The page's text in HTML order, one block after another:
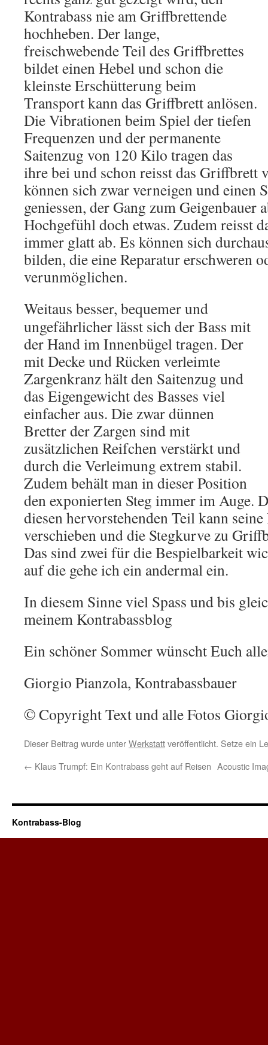
Kontrabass nie am Griffbrettende
hochheben. Der lange,
freischwebende Teil des Griffbrettes
bildet einen Hebel und schon die
kleinste Erschütterung beim
Transport kann das Griffbrett anlösen.
Die Vibrationen beim Spiel der tiefen
Frequenzen und der permanente
Saitenzug von 120 Kilo tragen das
ihre bei und schon reisst das Griffbrett
können sich zwar verneigen und einen
geniessen, der Gang zum Geigenbauer
Hochgefühl doch etwas. Zudem reisst
immer glatt ab. Es können sich
bilden, die eine Reparatur erschweren
verunmöglichen.
Weitaus besser, bequemer und
ungefährlicher lässt sich der Bass mit
der Hand im Innenbügel tragen. Der
mit Decke und Rücken verleimte
Zargenkranz hält den Saitenzug und
das Eigengewicht des Basses viel
einfacher aus. Die zwar dünnen
Bretter der Zargen sind mit
zusätzlichen Reifchen verstärkt und
durch die Verleimung extrem stabil.
Zudem behält man in dieser Position
den exponierten Steg immer im Auge.
diesen hervorstehenden Teil kann
verschieben und die Stegkurve zu
Das sind zwei für die Bespielbarkeit
auf die gehe ich ein andermal ein.
In diesem Sinne viel Spass und bis
meinem Kontrabassblog
Ein schöner Sommer wünscht Euch
Giorgio Pianzola, Kontrabassbauer
© Copyright Text und alle Fotos
Dieser Beitrag wurde unterWerkstattveröffentlicht. Setze ein
← Klaus Trumpf: Ein Kontrabass geht auf Reisen Acoustic
Kontrabass-Blog